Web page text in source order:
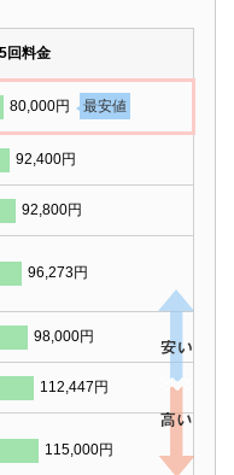
5回料金
80,000円 最安値
92,400円
92,800円
96,273円
98,000円
112,447円
115,000円